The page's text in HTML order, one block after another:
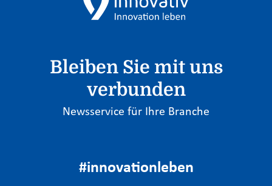
Bleiben Sie mit uns
verbunden
Newsservice für Ihre Branche
#innovationleben